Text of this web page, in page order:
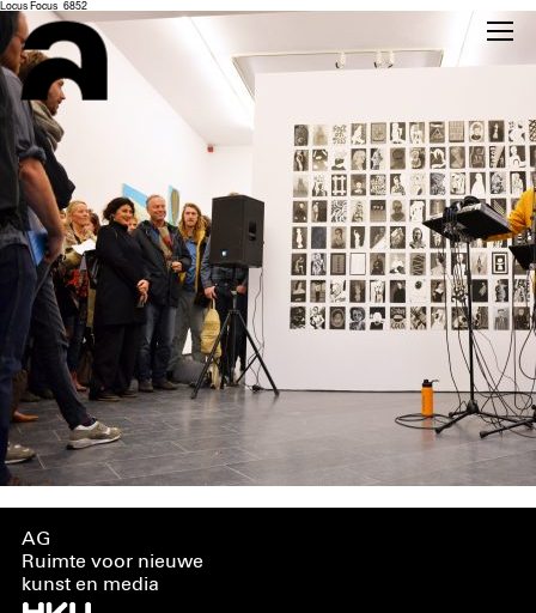
Locus Focus_6852
AG
Ruimte voor nieuwe
kunst en media